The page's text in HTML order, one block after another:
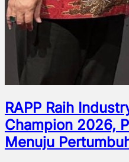
RAPP Raih
Champion 2026,
Menuju